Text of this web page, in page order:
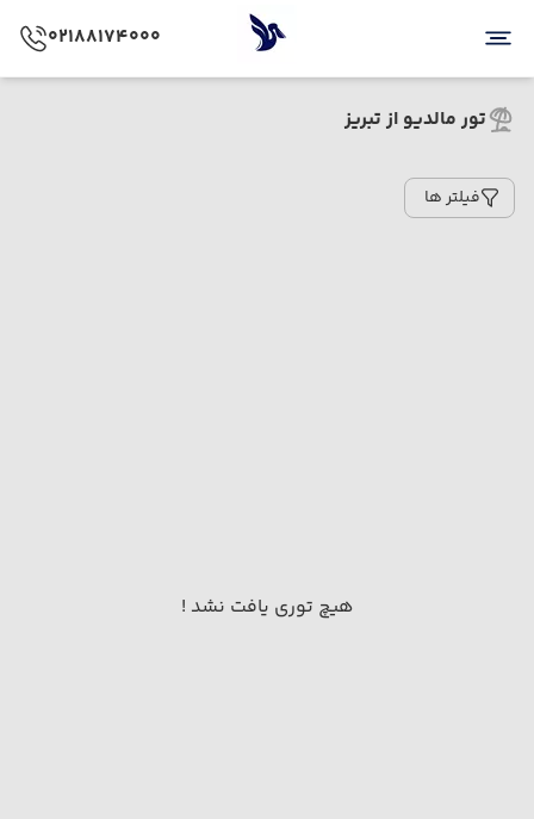
02188174000
تور مالدیو از تبریز
فیلتر ها
هیچ توری یافت نشد !